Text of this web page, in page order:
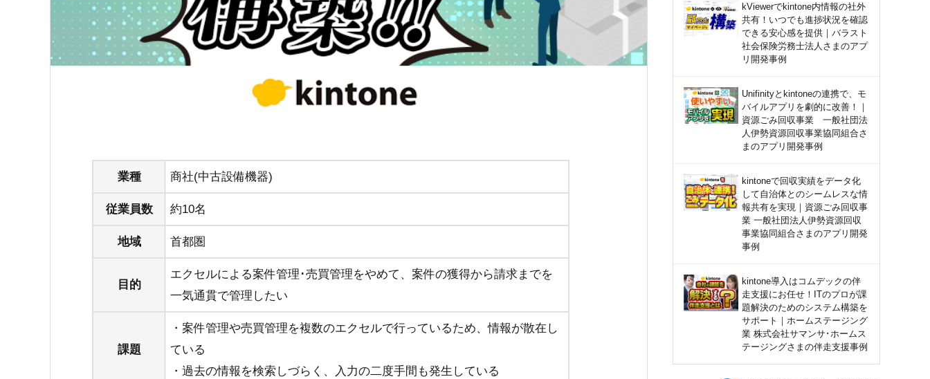
業種 商社(中古設備機器)
従業員数 約10名
地域 首都圏
目的
エクセルによる案件管理･売買管理をやめて、案件の獲得から請求までを
一気通貫で管理したい
課題
・案件管理や売買管理を複数のエクセルで行っているため、情報が散在し
ている
・過去の情報を検索しづらく、入力の二度手間も発生している
kViewerでkintone内情報の社外
共有！いつでも進捗状況を確認
できる安心感を提供｜バラスト
社会保険労務士法人さまのアプ
リ開発事例
Unifinityとkintoneの連携で、モ
バイルアプリを劇的に改善！｜
資源ごみ回収事業 一般社団法
人伊勢資源回収事業協同組合さ
まのアプリ開発事例
kintoneで回収実績をデータ化
して自治体とのシームレスな情
報共有を実現｜資源ごみ回収事
業 一般社団法人伊勢資源回収
事業協同組合さまのアプリ開発
事例
kintone導入はコムデックの伴
走支援にお任せ！ITのプロが課
題解決のためのシステム構築を
サポート｜ホームステージング
業 株式会社サマンサ･ホームス
テージングさまの伴走支援事例